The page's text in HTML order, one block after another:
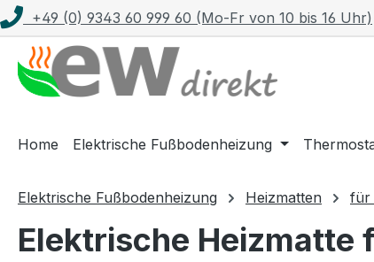
Hauptinhalt springen
Zur Suche springen
Zur Hauptnavigation springen
+49 (0) 9343 60 999 60 (Mo-Fr von 10 bis 16 Uhr)
Home Elektrische Fußbodenheizung
Elektrische Fußbodenheizung Heizmatten für
Elektrische Heizmatte